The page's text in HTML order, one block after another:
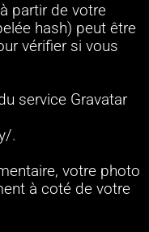
partir de votre
hash) peut être
vérifier si vous
service Gravatar
.
votre photo
à coté de votre